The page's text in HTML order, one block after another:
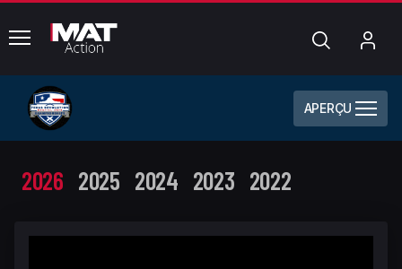
common.menu Chercher
APERÇU
2026 2025 2024 2023 2022